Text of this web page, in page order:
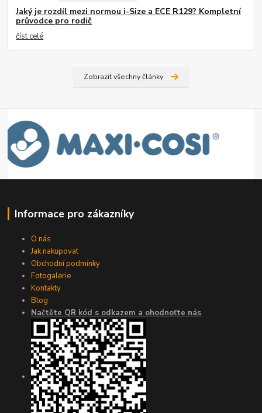
Jaký je rozdíl mezi normou i-Size a ECE R129? Kompletní
průvodce pro rodič
číst celé
Zobrazit všechny články
Informace pro zákazníky
O nás
Jak nakupovat
Obchodní podmínky
Fotogalerie
Kontakty
Blog
Načtěte QR kód s odkazem a ohodnoťte nás